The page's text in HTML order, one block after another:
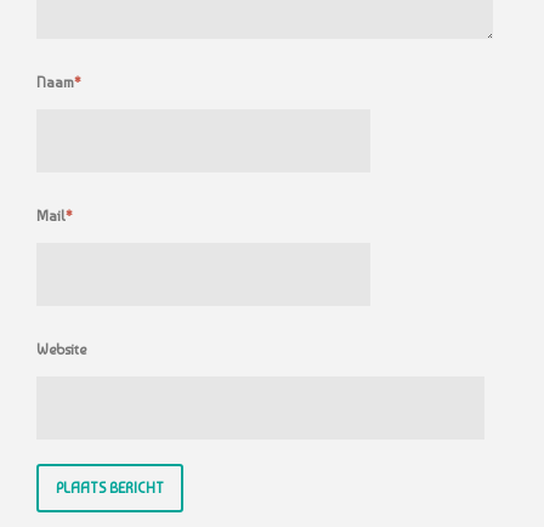
Naam*
Mail*
Website